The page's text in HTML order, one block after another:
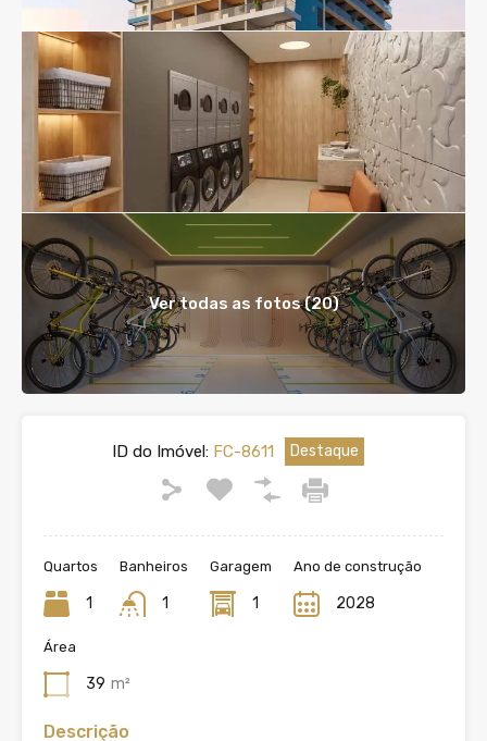
Ver todas as fotos (20)
ID do Imóvel: FC-8611 Destaque
Quartos
1
Banheiros
1
Garagem
1
Ano de construção
2028
Área
39 m²
Descrição